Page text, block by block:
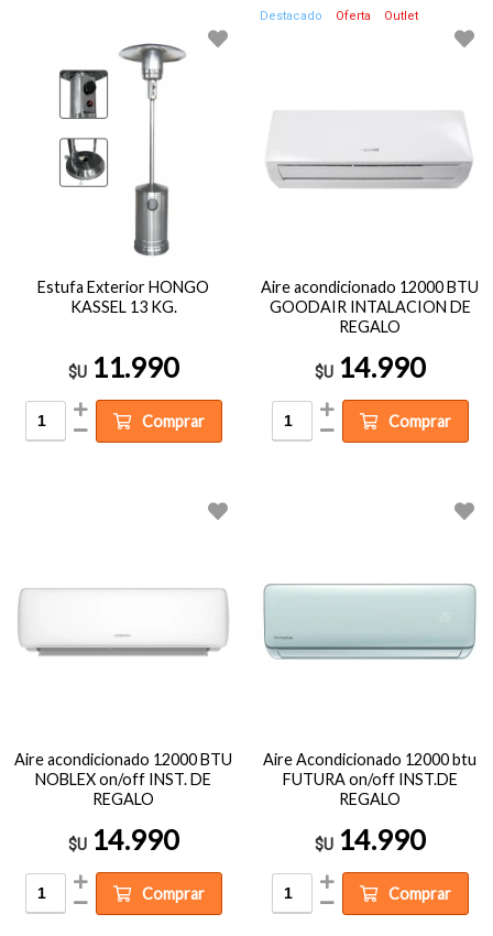
Estufa Exterior HONGO
KASSEL 13 KG.
$U 11.990
Comprar
Destacado Oferta Outlet
Aire acondicionado 12000 BTU
GOODAIR INTALACION DE
REGALO
$U 14.990
Comprar
Aire acondicionado 12000 BTU
NOBLEX on/off INST. DE
REGALO
$U 14.990
Comprar
Aire Acondicionado 12000 btu
FUTURA on/off INST.DE
REGALO
$U 14.990
Comprar